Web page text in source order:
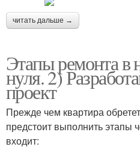
читать дальше →
Этапы ремонта в
нуля. 2)
проект
Прежде чем квартира
предстоит выполнить этапы
входит: